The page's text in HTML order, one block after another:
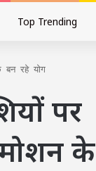
Top Trending
रहे योग
पर
के